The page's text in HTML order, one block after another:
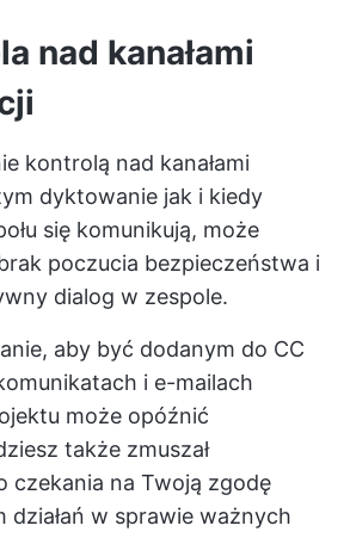
nad kanałami
kontrolą nad kanałami
dyktowanie jak i kiedy
się komunikują, może
poczucia bezpieczeństwa i
dialog w zespole.
aby być dodanym do CC
i e-mailach
może opóźnić
także zmuszał
czekania na Twoją zgodę
działań w sprawie ważnych